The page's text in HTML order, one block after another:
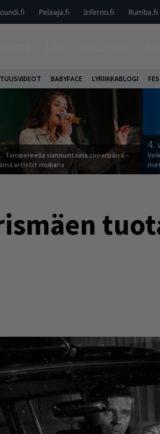
Pelaaja.fi Inferno.fi Rumba.fi
BABYFACE LYRIIKKABLOGI
Tampereella sunnuntaina superpäivä –
artistit mukana
4.